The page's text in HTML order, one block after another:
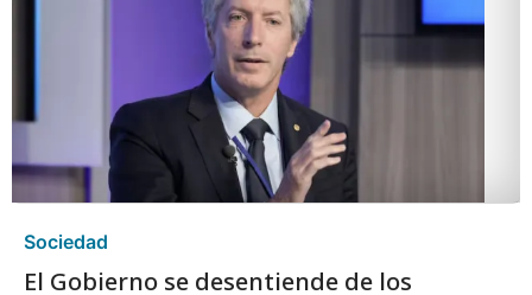
Sociedad
El Gobierno se desentiende de los